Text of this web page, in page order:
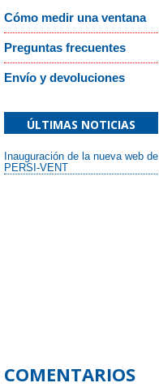
Cómo medir una ventana
Preguntas frecuentes
Envío y devoluciones
ÚLTIMAS NOTICIAS
Inauguración de la nueva web de
PERSI-VENT
COMENTARIOS